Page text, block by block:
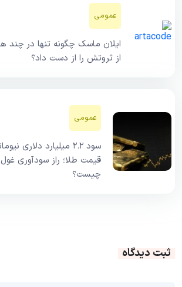
عمومی
از ثروتش را از دست داد؟
عمومی
سود ۲.۲ میلیارد دلاری
قیمت طلا؛ راز سودآوری
چیست؟
ثبت دیدگاه